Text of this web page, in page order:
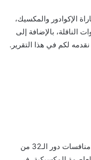
الإكوادور والمكسيك،
الناقلة، بالإضافة إلى
لكم في هذا التقرير.
تقام مباراة الإكوادور ضد المكسيك ضمن منافسات دور الـ32 من